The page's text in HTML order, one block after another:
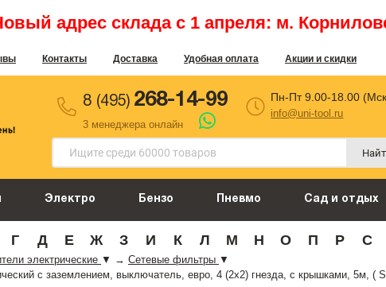
адрес склада с 1 апреля: м.
Контакты Доставка Удобная оплата Акции и скидки
8 (495) 268-14-99
3 менеджера онлайн
Пн-Пт 9.00-18.00
info@uni-tool.ru
Электро Бензо Пневмо Сад и отдых
Г Д Е Ж З И К Л М Н О П Р С
электрические ▼ → Сетевые фильтры ▼
с заземлением, выключатель, евро, 4 (2х2) гнезда, с крышками, 5м, (